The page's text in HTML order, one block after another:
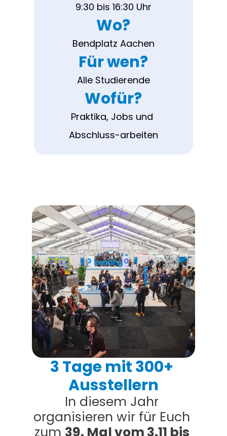
9:30 bis 16:30 Uhr
Wo?
Bendplatz Aachen
Für wen?
Alle Studierende
Wofür?
Praktika, Jobs und
Abschluss-arbeiten
3 Tage mit 300+
Ausstellern
In diesem Jahr
organisieren wir für Euch
zum 39. Mal vom 3.11 bis